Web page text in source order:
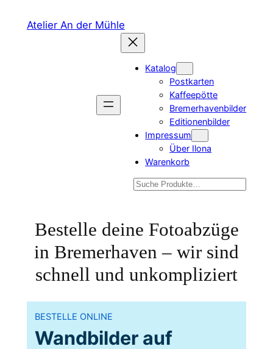
InhaltAtelier An der Mühle
Katalog
Postkarten
Kaffeepötte
Bremerhavenbilder
Editionenbilder
Impressum
Über Ilona
Warenkorb
Suchen
Bestelle deine Fotoabzüge
in Bremerhaven – wir sind
schnell und unkompliziert
BESTELLE ONLINE
Wandbilder auf